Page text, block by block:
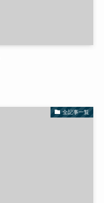
全記事一覧